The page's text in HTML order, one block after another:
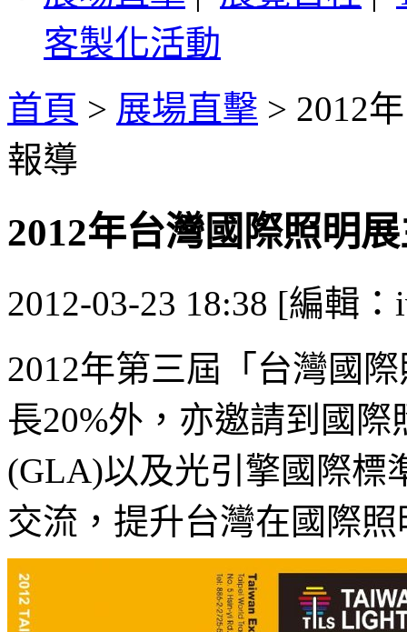
客製化活動
首頁 > 展場直擊 > 2012
報導
2012年台灣國際照明
2012-03-23 18:38 [編輯：
2012年第三屆「台灣國
長20%外，亦邀請到國
(GLA)以及光引擎國際標
交流，提升台灣在國際